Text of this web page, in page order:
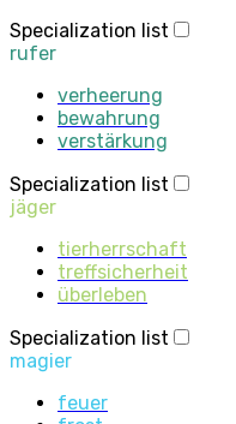
Specialization list
rufer
verheerung
bewahrung
verstärkung
Specialization list
jäger
tierherrschaft
treffsicherheit
überleben
Specialization list
magier
feuer